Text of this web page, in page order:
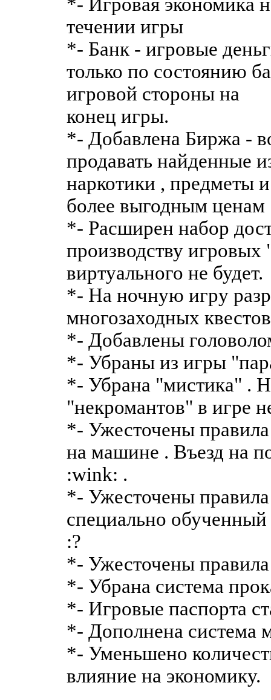
течении игры
*- Банк - игровые
только по состоянию
игровой стороны на
конец игры.
*- Добавлена Биржа -
продавать найденные
наркотики , предметы
более выгодным ценам
*- Расширен набор
производству
виртуального не будет.
*- На ночную игру
многозаходных квестов
*- Добавлены
*- Убраны из игры
*- Убрана "мистика" .
"некромантов" в игре
*- Ужесточены
на машине . Въезд на
:wink: .
*- Ужесточены
специально обученный
:?
*- Ужесточены
*- Убрана система
*- Игровые паспорта
*- Дополнена система
*- Уменьшено
влияние на экономику.